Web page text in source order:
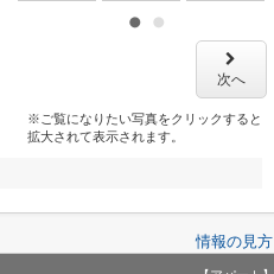
次へ
※ご覧になりたい写真をクリックすると
拡大されて表示されます。
情報の見方